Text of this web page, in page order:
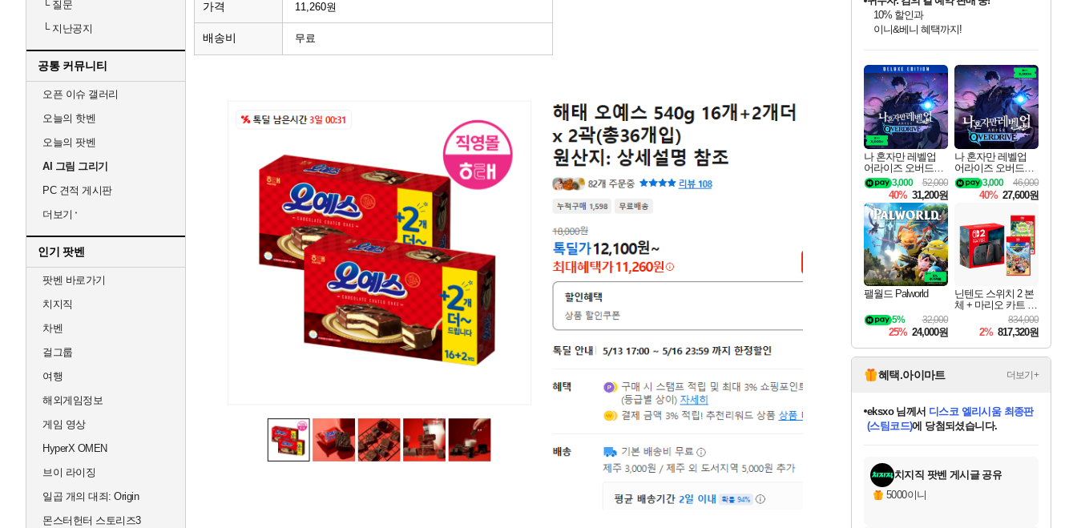
└질문
└지난공지
공통 커뮤니티
오픈 이슈 갤러리
오늘의 핫벤
오늘의 팟벤
AI 그림 그리기
PC 견적 게시판
더보기
인기 팟벤
팟벤 바로가기
치지직
차벤
걸그룹
여행
해외게임정보
게임 영상
HyperX OMEN
브이 라이징
일곱 개의 대죄: Origin
몬스터헌터 스토리즈3
가격 11,260원
배송비 무료
최대 90% 할인가를 만나보세요!
네이버혜택과 함께 만나보세요!
50%할인&추가 적립까지!
10% 할인과
이니&베니 혜택까지!
네이버 혜택가와 함께 예약하세요!
할인&네이버혜택으로 만나보세요!
네이버페이 혜택과 만나보세요!
40주년 프로모션으로 만나보세요!
네이버 포인트 혜택까지!
할인가에 만나보세요!
일부 에디션 상시 할인!
혜택으로 예약 판매 중
편안하게 충전하세요
나 혼자만 레벨업
어라이즈 오버드라
이브 디럭스 에디션
Solo Leveling Arise
Overdrive Deluxe Edi
tion
52,000
3,000
40% 31,200원
나 혼자만 레벨업
어라이즈 오버드라
이브 Solo Leveling A
rise
46,000
3,000
40% 27,600원
팰월드 Palworld
32,000
5%
25% 24,000원
닌텐도 스위치 2 본
체 + 마리오 카트 월
드 + 포켓몬 포코피
아 번들
834,000
2% 817,320원
혜택.아이마트 더보기+
당첨되셨습니다.
당첨되셨습니다.
eksxo님께서 디스코 엘리시움 최종판
(스팀코드)에 당첨되셨습니다.
당첨되셨습니다.
당첨되셨습니다.
에디션 (스팀코드)를 교환.
당첨되셨습니다.
당첨되셨습니다.
당첨되셨습니다.
당첨되셨습니다.
치지직 팟벤 게시글 공유
5000이니